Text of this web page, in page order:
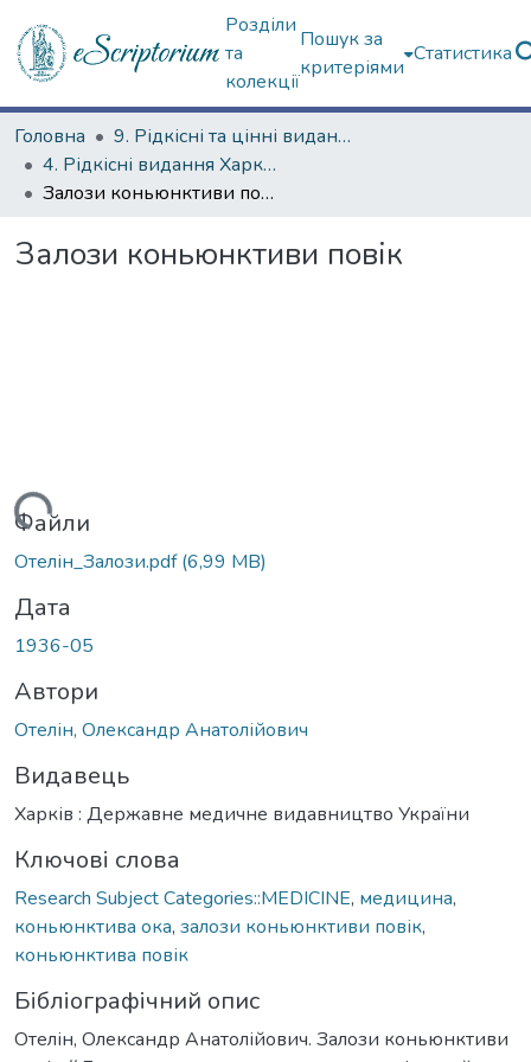
Розділи
та
колекції
Пошук за
критеріями
Статистика
Головна
9. Рідкісні та цінні видання
4. Рідкісні видання Харкова ХХ ст.
Залози коньюнктиви повік
Залози коньюнктиви повік
Вантажиться...
Файли
Отелін_Залози.pdf(6,99 MB)
Дата
1936-05
Автори
Отелін, Олександр Анатолійович
Видавець
Харків : Державне медичне видавництво України
Ключові слова
Research Subject Categories::MEDICINE, медицина,
коньюнктива ока, залози коньюнктиви повік,
коньюнктива повік
Бібліографічний опис
Отелін, Олександр Анатолійович. Залози коньюнктиви